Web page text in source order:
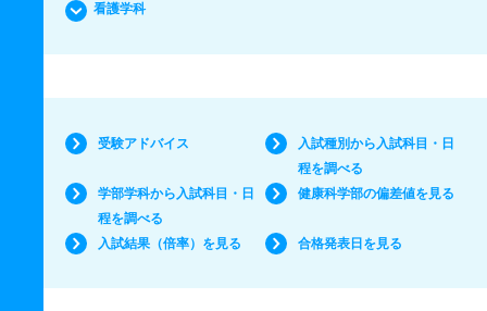
看護学科
受験アドバイス
入試種別から入試科目・日
程を調べる
学部学科から入試科目・日
程を調べる
健康科学部の偏差値を見る
入試結果（倍率）を見る 合格発表日を見る